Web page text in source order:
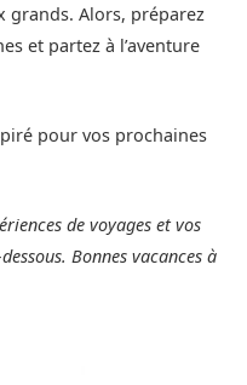
grands. Alors, préparez
et partez à l’aventure
pour vos prochaines
de voyages et vos
Bonnes vacances à